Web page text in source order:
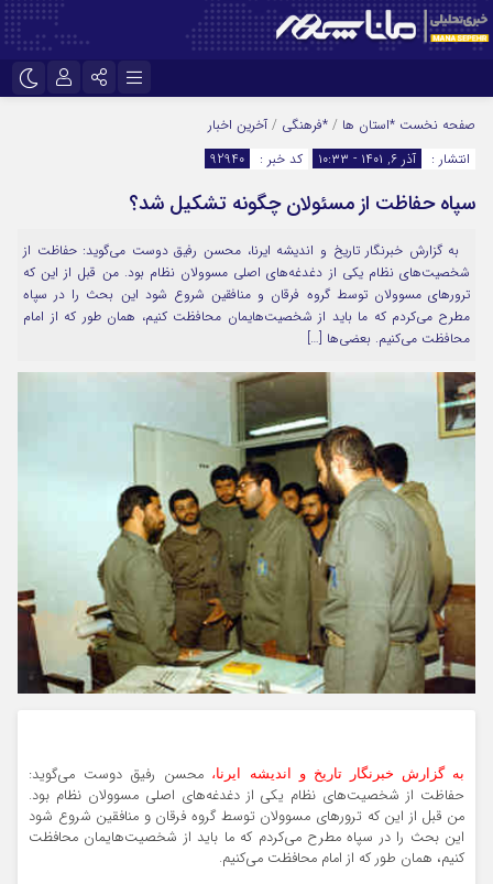
اینستاگرام
سروش
آپارات
نام کاربری یا نشانی ایمیل
رمز عبور
مرا به خاطر بسپار
صفحه نخست *استان ها / *فرهنگی / آخرین اخبار
انتشار :
آذر ۶, ۱۴۰۱ - ۱۰:۳۳ کد خبر : 92940
سپاه حفاظت از مسئولان چگونه تشکیل شد؟
به گزارش خبرنگار تاریخ و اندیشه ایرنا، محسن رفیق دوست می‌گوید: حفاظت از
شخصیت‌های نظام یکی از دغدغه‌های اصلی مسوولان نظام بود. من قبل از این که
ترورهای مسوولان توسط گروه فرقان و منافقین شروع شود این بحث را در سپاه
مطرح می‌کردم که ما باید از شخصیت‌هایمان محافظت کنیم، همان طور که از امام
محافظت می‌کنیم. بعضی‌ها […]
به گزارش خبرنگار تاریخ و اندیشه ایرنا، محسن رفیق دوست می‌گوید:
حفاظت از شخصیت‌های نظام یکی از دغدغه‌های اصلی مسوولان نظام بود.
من قبل از این که ترورهای مسوولان توسط گروه فرقان و منافقین شروع شود
این بحث را در سپاه مطرح می‌کردم که ما باید از شخصیت‌هایمان محافظت
کنیم، همان طور که از امام محافظت می‌کنیم.